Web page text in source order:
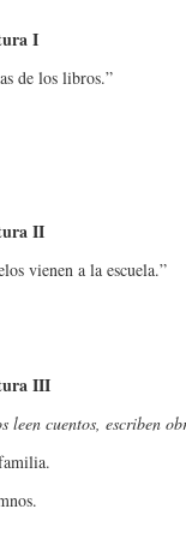
I
de los libros.”
II
vienen a la escuela.”
III
leen cuentos, escriben